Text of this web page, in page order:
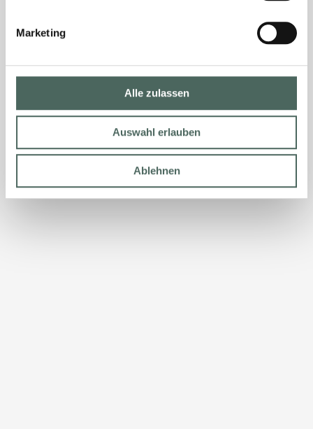
Marketing
Alle zulassen
Auswahl erlauben
Ablehnen